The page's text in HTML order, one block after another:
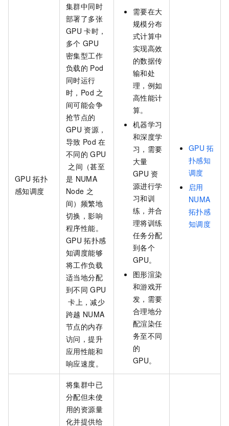
GPU 拓扑
感知调度
集群中同时
部署了多张
GPU 卡时，
多个 GPU
密集型工作
负载的 Pod
同时运行
时，Pod 之
间可能会争
抢节点的
GPU 资源，
导致 Pod 在
不同的 GPU
之间（甚至
是 NUMA
Node 之
间）频繁地
切换，影响
程序性能。
GPU 拓扑感
知调度能够
将工作负载
适当地分配
到不同 GPU
卡上，减少
跨越 NUMA
节点的内存
访问，提升
应用性能和
响应速度。
需要在大
规模分布
式计算中
实现高效
的数据传
输和处
理，例如
高性能计
算。
机器学习
和深度学
习，需要
大量
GPU 资
源进行学
习和训
练，并合
理将训练
任务分配
到各个
GPU。
图形渲染
和游戏开
发，需要
合理地分
配渲染任
务至不同
的
GPU。
GPU 拓
扑感知
调度
启用
NUMA
拓扑感
知调度
将集群中已
分配但未使
用的资源量
化并提供给